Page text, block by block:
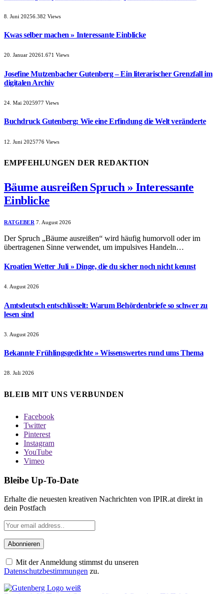
8. Juni 20256.382 Views
Kwas selber machen » Interessante Einblicke
20. Januar 20261.671 Views
Josefine Mutzenbacher Gutenberg – Ein literarischer Grenzfall im
digitalen Archiv
24. Mai 2025977 Views
Buchdruck Gutenberg: Wie eine Erfindung die Welt veränderte
12. Juni 2025776 Views
EMPFEHLUNGEN DER REDAKTION
Bäume ausreißen Spruch » Interessante
Einblicke
RATGEBER 7. August 2026
Der Spruch „Bäume ausreißen“ wird häufig humorvoll oder im
übertragenen Sinne verwendet, um impulsives Handeln…
Kroatien Wetter Juli » Dinge, die du sicher noch nicht kennst
4. August 2026
Amtsdeutsch entschlüsselt: Warum Behördenbriefe so schwer zu
lesen sind
3. August 2026
Bekannte Frühlingsgedichte » Wissenswertes rund ums Thema
28. Juli 2026
BLEIB MIT UNS VERBUNDEN
Facebook
Twitter
Pinterest
Instagram
YouTube
Vimeo
Bleibe Up-To-Date
Erhalte die neuesten kreativen Nachrichten von IPIR.at direkt in
dein Postfach
Mit der Anmeldung stimmst du unseren
Datenschutzbestimmungen zu.